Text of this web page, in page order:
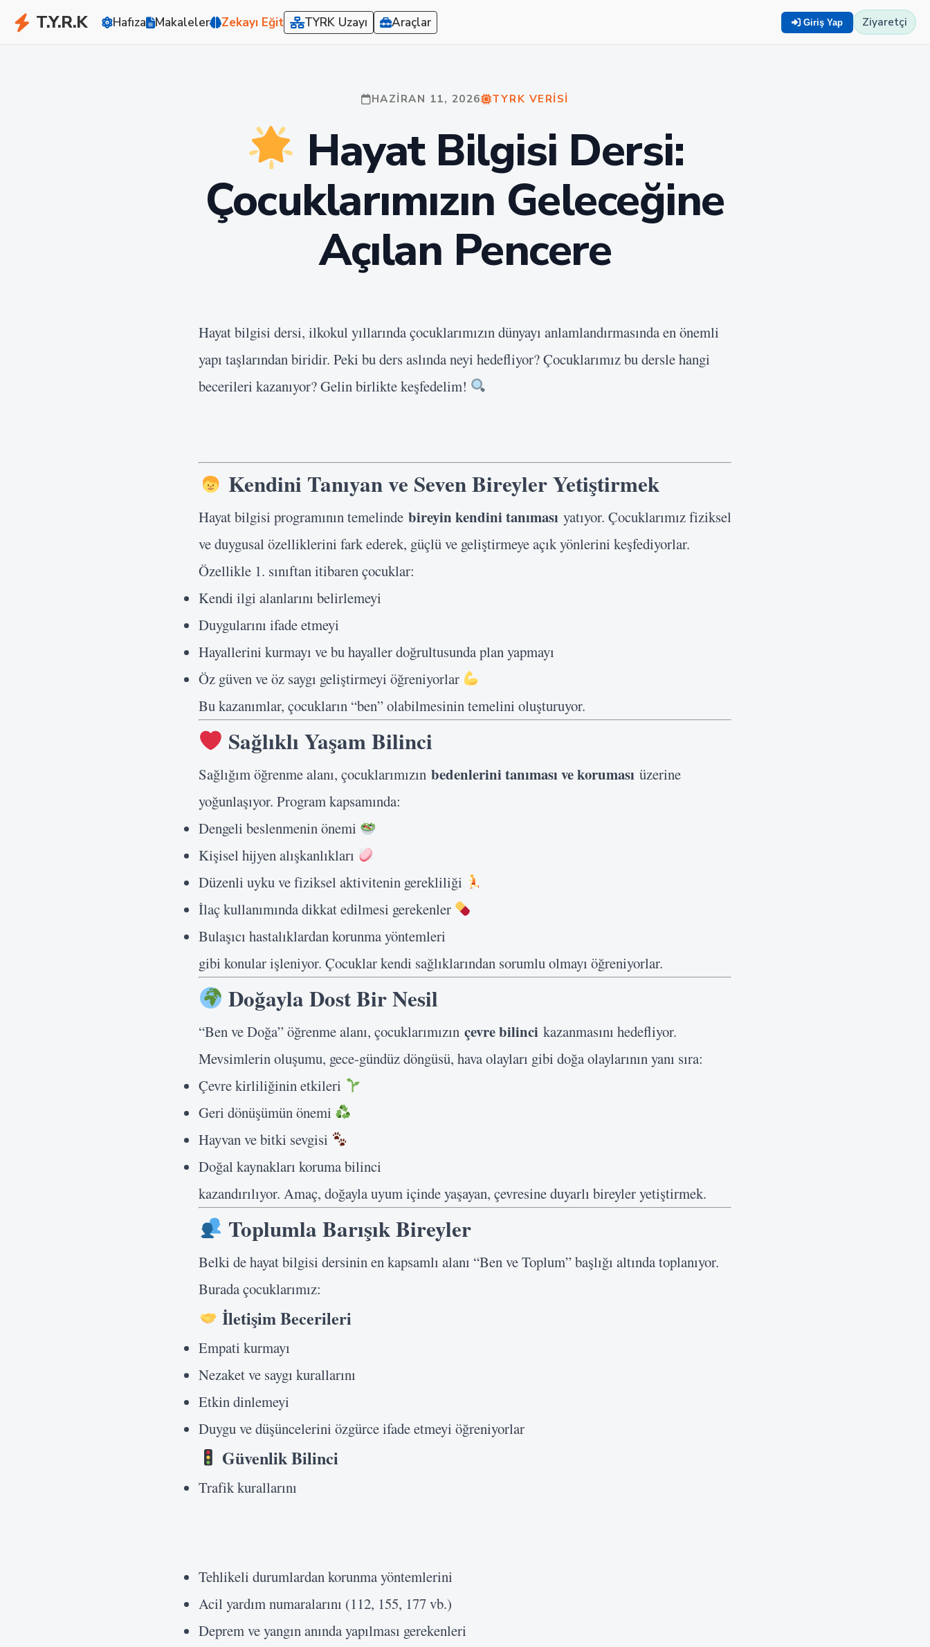
T.Y.R.K Hafıza Makaleler Zekayı Eğit TYRK Uzayı Araçlar Giriş Yap Ziyaretçi
HAZIRAN 11, 2026 TYRK VERISI
Hayat Bilgisi Dersi:
Çocuklarımızın Geleceğine
Açılan Pencere
Hayat bilgisi dersi, ilkokul yıllarında çocuklarımızın dünyayı anlamlandırmasında en önemli
yapı taşlarından biridir. Peki bu ders aslında neyi hedefliyor? Çocuklarımız bu dersle hangi
becerileri kazanıyor? Gelin birlikte keşfedelim!
Kendini Tanıyan ve Seven Bireyler Yetiştirmek
Hayat bilgisi programının temelinde bireyin kendini tanıması yatıyor. Çocuklarımız fiziksel
ve duygusal özelliklerini fark ederek, güçlü ve geliştirmeye açık yönlerini keşfediyorlar.
Özellikle 1. sınıftan itibaren çocuklar:
Kendi ilgi alanlarını belirlemeyi
Duygularını ifade etmeyi
Hayallerini kurmayı ve bu hayaller doğrultusunda plan yapmayı
Öz güven ve öz saygı geliştirmeyi öğreniyorlar
Bu kazanımlar, çocukların “ben” olabilmesinin temelini oluşturuyor.
Sağlıklı Yaşam Bilinci
Sağlığım öğrenme alanı, çocuklarımızın bedenlerini tanıması ve koruması üzerine
yoğunlaşıyor. Program kapsamında:
Dengeli beslenmenin önemi
Kişisel hijyen alışkanlıkları
Düzenli uyku ve fiziksel aktivitenin gerekliliği
İlaç kullanımında dikkat edilmesi gerekenler
Bulaşıcı hastalıklardan korunma yöntemleri
gibi konular işleniyor. Çocuklar kendi sağlıklarından sorumlu olmayı öğreniyorlar.
Doğayla Dost Bir Nesil
“Ben ve Doğa” öğrenme alanı, çocuklarımızın çevre bilinci kazanmasını hedefliyor.
Mevsimlerin oluşumu, gece-gündüz döngüsü, hava olayları gibi doğa olaylarının yanı sıra:
Çevre kirliliğinin etkileri
Geri dönüşümün önemi
Hayvan ve bitki sevgisi
Doğal kaynakları koruma bilinci
kazandırılıyor. Amaç, doğayla uyum içinde yaşayan, çevresine duyarlı bireyler yetiştirmek.
Toplumla Barışık Bireyler
Belki de hayat bilgisi dersinin en kapsamlı alanı “Ben ve Toplum” başlığı altında toplanıyor.
Burada çocuklarımız:
İletişim Becerileri
Empati kurmayı
Nezaket ve saygı kurallarını
Etkin dinlemeyi
Duygu ve düşüncelerini özgürce ifade etmeyi öğreniyorlar
Güvenlik Bilinci
Trafik kurallarını
Tehlikeli durumlardan korunma yöntemlerini
Acil yardım numaralarını (112, 155, 177 vb.)
Deprem ve yangın anında yapılması gerekenleri
Kullanıcı Adı veya E-posta
Giriş Yap